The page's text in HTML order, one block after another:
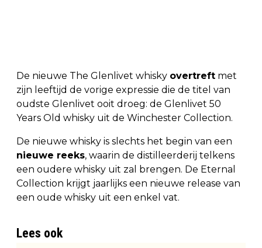
De nieuwe The Glenlivet whisky overtreft met
zijn leeftijd de vorige expressie die de titel van
oudste Glenlivet ooit droeg: de Glenlivet 50
Years Old whisky uit de Winchester Collection.
De nieuwe whisky is slechts het begin van een
nieuwe reeks, waarin de distilleerderij telkens
een oudere whisky uit zal brengen. De Eternal
Collection krijgt jaarlijks een nieuwe release van
een oude whisky uit een enkel vat.
Lees ook